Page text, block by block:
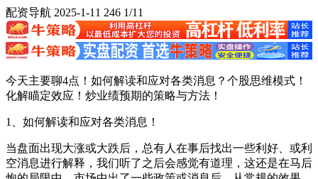
配资导航 2025-1-11 246 1/11
今天主要聊4点！如何解读和应对各类消息？个股思维模式！
化解瞄定效应！炒业绩预期的策略与方法！
1、如何解读和应对各类消息！
当盘面出现大涨或大跌后，总有人在事后找出一些利好、或利
空消息进行解释，我们听了之后会感觉有道理，这还是在马后